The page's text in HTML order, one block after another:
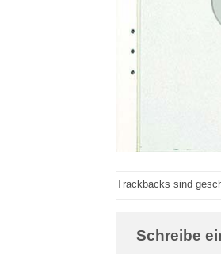
Trackbacks sind
Schreibe